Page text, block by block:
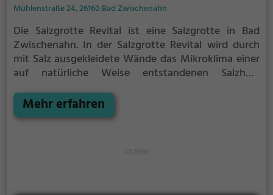
Mühlenstraße 24, 26160 Bad Zwischenahn
Die Salzgrotte Revital ist eine Salzgrotte in Bad
Zwischenahn. In der Salzgrotte Revital wird durch
mit Salz ausgekleidete Wände das Mikroklima einer
auf natürliche Weise entstandenen Salzhöle
Revital kann positive Effekte bei
Atemwegsproblemen und Krankheiten bewirken.
Mehr erfahren